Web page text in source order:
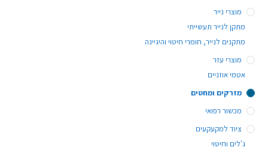
מוצרי נייר
מתקן לנייר תעשייתי
מתקנים לנייר, חומרי חיטוי והיגיינה
מוצרי עזר
אטמי אוזניים
מזרקים ומחטים
מכשור רפואי
ציוד למקעקעים
ג'לים וחיטוי